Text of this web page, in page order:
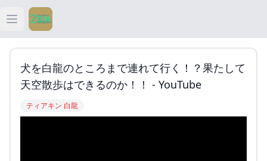
Open main menu
ティアキン
ティアキン 祠
犬を白龍のところまで連れて行く！？果たして
天空散歩はできるのか！！ - YouTube
ティアキン 白龍